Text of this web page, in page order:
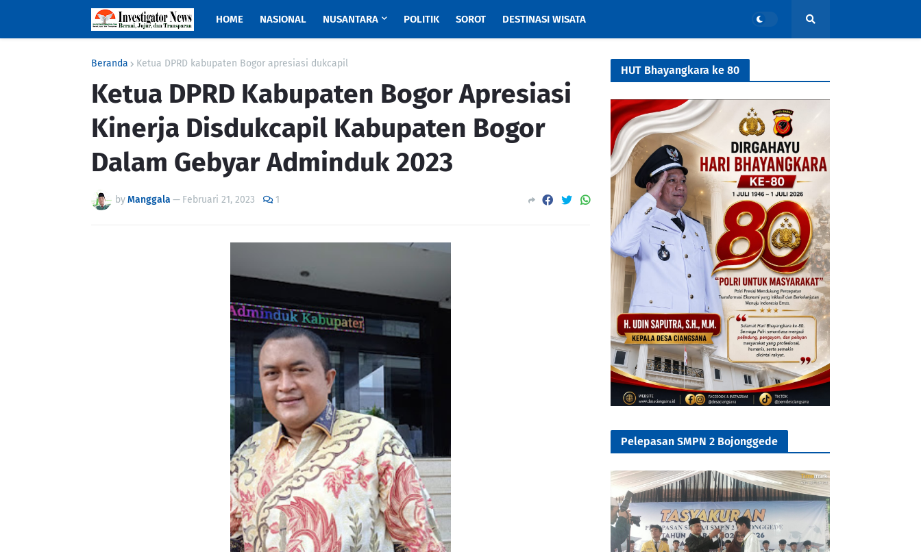
HOME NASIONAL NUSANTARA POLITIK SOROT DESTINASI WISATA
Beranda Ketua DPRD kabupaten Bogor apresiasi dukcapil
Ketua DPRD Kabupaten Bogor Apresiasi
Kinerja Disdukcapil Kabupaten Bogor
Dalam Gebyar Adminduk 2023
byManggala — Februari 21, 2023 1
HUT Bhayangkara ke 80
Pelepasan SMPN 2 Bojonggede